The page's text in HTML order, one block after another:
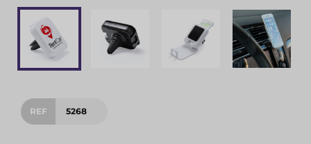
REF 5268